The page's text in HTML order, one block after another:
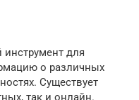
для
о различных
Существует
так и онлайн.